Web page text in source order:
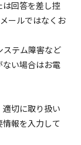
は回答を差し控
ールではなくお
ステム障害など
ない場合はお電
切に取り扱い
報を入力して